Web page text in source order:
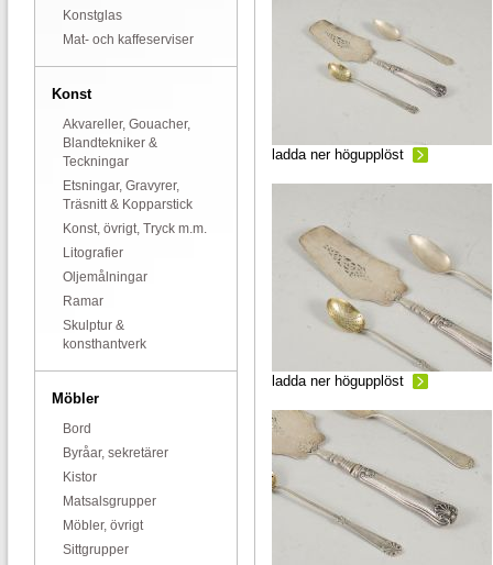
Konstglas
Mat- och kaffeserviser
Konst
Akvareller, Gouacher,
Blandtekniker &
Teckningar
Etsningar, Gravyrer,
Träsnitt & Kopparstick
Konst, övrigt, Tryck m.m.
Litografier
Oljemålningar
Ramar
Skulptur &
konsthantverk
Möbler
Bord
Byråar, sekretärer
Kistor
Matsalsgrupper
Möbler, övrigt
Sittgrupper
ladda ner högupplöst
ladda ner högupplöst